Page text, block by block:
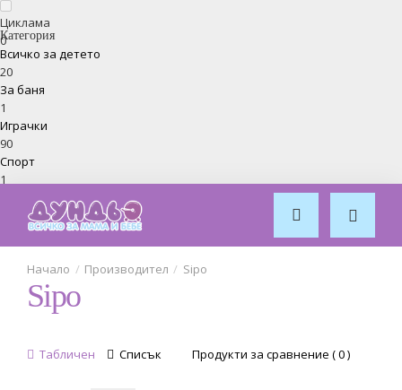
Циклама
0
Категория
Всичко за детето
20
За баня
1
Играчки
90
Спорт
1
Обзавеждане за стая
Производител Sipo
Sipo
Табличен Списък Продукти за сравнение ( 0 )